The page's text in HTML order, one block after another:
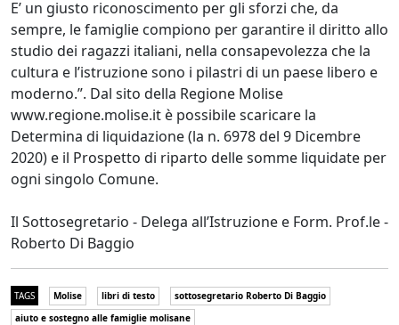
E’ un giusto riconoscimento per gli sforzi che, da
sempre, le famiglie compiono per garantire il diritto allo
studio dei ragazzi italiani, nella consapevolezza che la
cultura e l’istruzione sono i pilastri di un paese libero e
moderno.”. Dal sito della Regione Molise
www.regione.molise.it è possibile scaricare la
Determina di liquidazione (la n. 6978 del 9 Dicembre
2020) e il Prospetto di riparto delle somme liquidate per
ogni singolo Comune.
Il Sottosegretario - Delega all’Istruzione e Form. Prof.le -
Roberto Di Baggio
TAGS Molise libri di testo
sottosegretario Roberto Di Baggio
aiuto e sostegno alle famiglie molisane